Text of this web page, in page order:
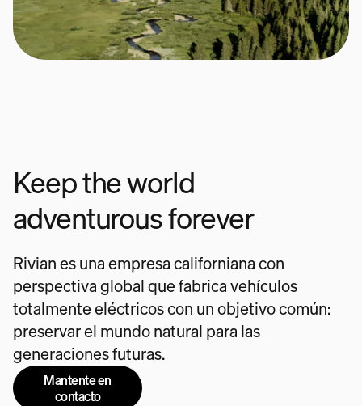
Keep the world
adventurous forever
Rivian es una empresa californiana con
perspectiva global que fabrica vehículos
totalmente eléctricos con un objetivo común:
preservar el mundo natural para las
generaciones futuras.
Mantente en
contacto